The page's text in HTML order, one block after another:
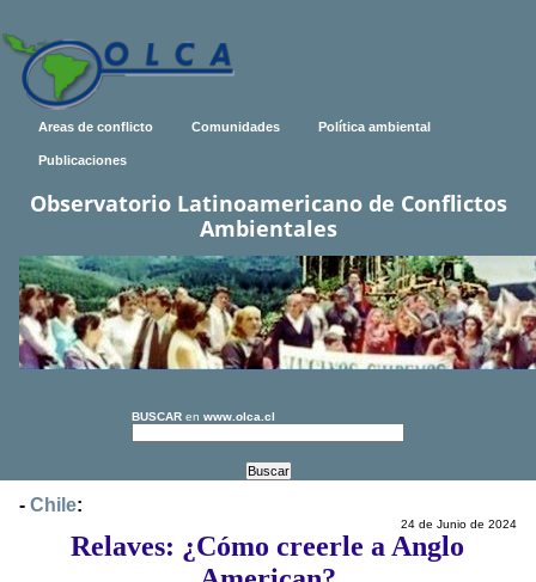
Areas de conflicto Comunidades Política ambiental
Publicaciones
Observatorio Latinoamericano de Conflictos
Ambientales
BUSCAR en www.olca.cl
- Chile:
24 de Junio de 2024
Relaves: ¿Cómo creerle a Anglo